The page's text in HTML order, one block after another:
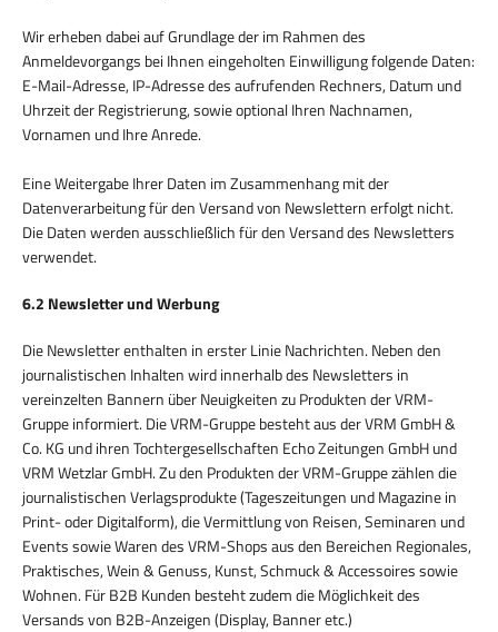
Wir erheben dabei auf Grundlage der im Rahmen des
Anmeldevorgangs bei Ihnen eingeholten Einwilligung folgende Daten:
E-Mail-Adresse, IP-Adresse des aufrufenden Rechners, Datum und
Uhrzeit der Registrierung, sowie optional Ihren Nachnamen,
Vornamen und Ihre Anrede.
Eine Weitergabe Ihrer Daten im Zusammenhang mit der
Datenverarbeitung für den Versand von Newslettern erfolgt nicht.
Die Daten werden ausschließlich für den Versand des Newsletters
verwendet.
6.2 Newsletter und Werbung
Die Newsletter enthalten in erster Linie Nachrichten. Neben den
journalistischen Inhalten wird innerhalb des Newsletters in
vereinzelten Bannern über Neuigkeiten zu Produkten der VRM-
Gruppe informiert. Die VRM-Gruppe besteht aus der VRM GmbH &
Co. KG und ihren Tochtergesellschaften Echo Zeitungen GmbH und
VRM Wetzlar GmbH. Zu den Produkten der VRM-Gruppe zählen die
journalistischen Verlagsprodukte (Tageszeitungen und Magazine in
Print- oder Digitalform), die Vermittlung von Reisen, Seminaren und
Events sowie Waren des VRM-Shops aus den Bereichen Regionales,
Praktisches, Wein & Genuss, Kunst, Schmuck & Accessoires sowie
Wohnen. Für B2B Kunden besteht zudem die Möglichkeit des
Versands von B2B-Anzeigen (Display, Banner etc.)